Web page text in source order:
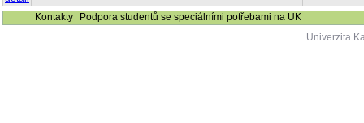
Kontakty
Podpora studentů se speciálními potřebami na UK
Univerzita